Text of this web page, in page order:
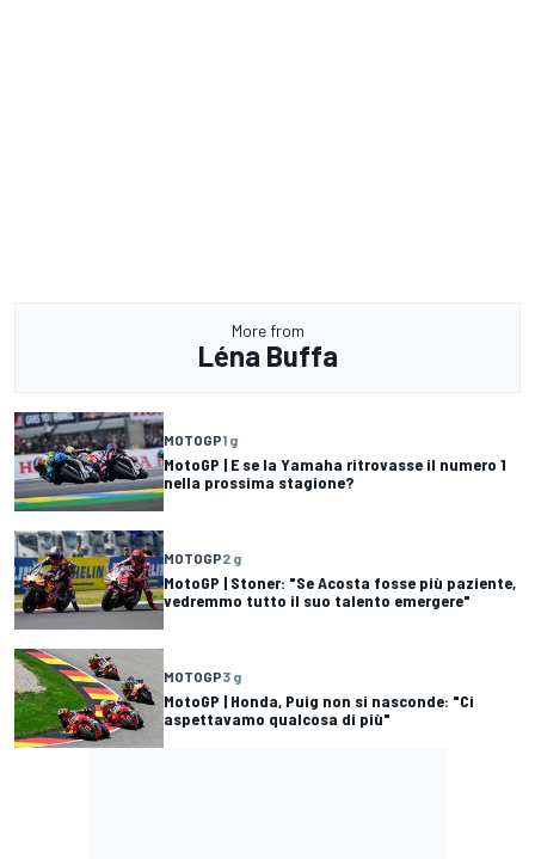
More from
Léna Buffa
MOTOGP1 g
MotoGP | E se la Yamaha ritrovasse il numero 1
nella prossima stagione?
MOTOGP2 g
MotoGP | Stoner: "Se Acosta fosse più paziente,
vedremmo tutto il suo talento emergere"
MOTOGP3 g
MotoGP | Honda, Puig non si nasconde: "Ci
aspettavamo qualcosa di più"